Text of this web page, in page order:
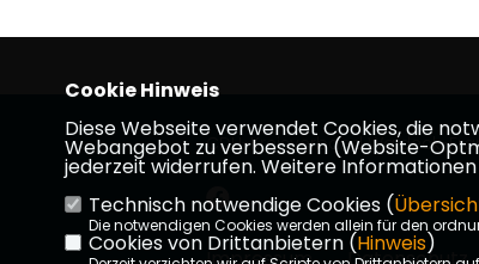
CDU-Kreisverband Waldeck-
Cookie Hinweis
Diese Webseite verwendet Cookies, die
Webangebot zu verbessern (Website-
jederzeit widerrufen. Weitere Informationen
Technisch notwendige Cookies (
Die notwendigen Cookies werden allein für den
Cookies von Drittanbietern (Hinweis)